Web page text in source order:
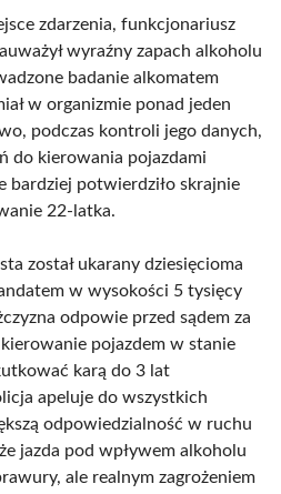
zdarzenia, funkcjonariusz
wyraźny zapach alkoholu
badanie alkomatem
w organizmie ponad jeden
podczas kontroli jego danych,
do kierowania pojazdami
bardziej potwierdziło skrajnie
22-latka.
został ukarany dziesięcioma
w wysokości 5 tysięcy
odpowie przed sądem za
pojazdem w stanie
karą do 3 lat
apeluje do wszystkich
odpowiedzialność w ruchu
jazda pod wpływem alkoholu
ale realnym zagrożeniem